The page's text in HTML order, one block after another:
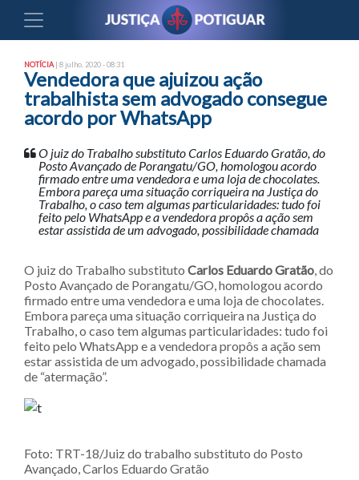
NOTÍCIA | 8 julho, 2020 - 08:31
Vendedora que ajuizou ação
trabalhista sem advogado consegue
acordo por WhatsApp
O juiz do Trabalho substituto Carlos Eduardo Gratão, do
Posto Avançado de Porangatu/GO, homologou acordo
firmado entre uma vendedora e uma loja de chocolates.
Embora pareça uma situação corriqueira na Justiça do
Trabalho, o caso tem algumas particularidades: tudo foi
feito pelo WhatsApp e a vendedora propôs a ação sem
estar assistida de um advogado, possibilidade chamada
O juiz do Trabalho substituto Carlos Eduardo Gratão, do
Posto Avançado de Porangatu/GO, homologou acordo
firmado entre uma vendedora e uma loja de chocolates.
Embora pareça uma situação corriqueira na Justiça do
Trabalho, o caso tem algumas particularidades: tudo foi
feito pelo WhatsApp e a vendedora propôs a ação sem
estar assistida de um advogado, possibilidade chamada
de “atermação”.
Foto: TRT-18/Juiz do trabalho substituto do Posto
Avançado, Carlos Eduardo Gratão